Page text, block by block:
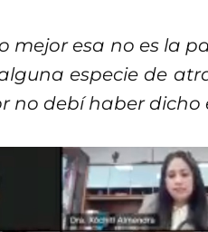
mejor esa no es la
especie de
no debí haber dicho